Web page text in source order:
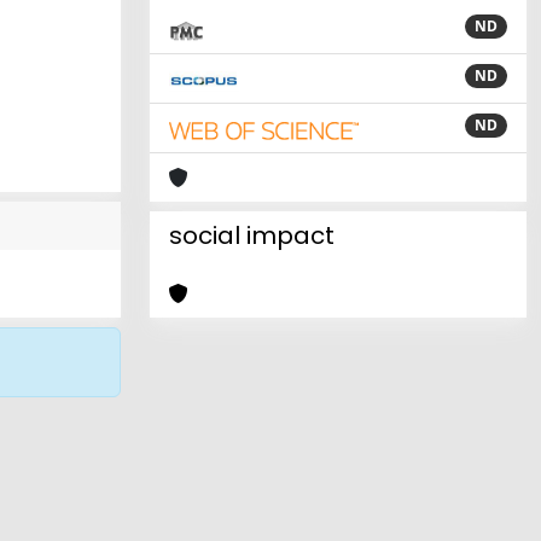
ND
ND
ND
social impact